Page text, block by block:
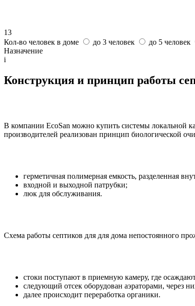
13
Кол-во человек в доме
до 3 человек до 5 человек
Назначение
i
Конструкция и принцип работы
В компании EcoSan можно купить системы локальной
производителей реализован принцип биологической
герметичная полимерная емкость, разделенная
входной и выходной патрубки;
люк для обслуживания.
Схема работы септиков для для дома непостоянного
стоки поступают в приемную камеру, где
следующий отсек оборудован аэраторами, через
далее происходит переработка органики.